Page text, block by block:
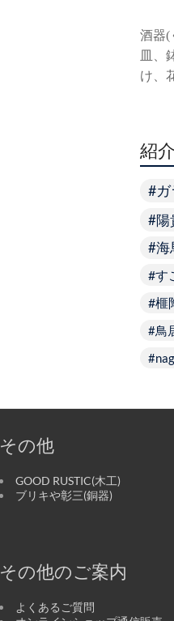
酒器(
皿、
け、
紹
陽
海
す
榧
鳥
その他
GOOD RUSTIC(木工)
ブリキや彰三(銅器)
その他のご案内
よくあるご質問